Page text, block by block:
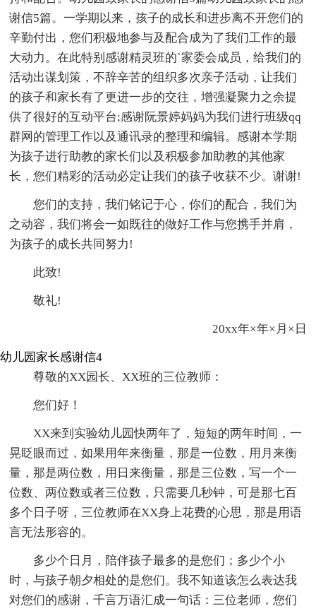
谢信5篇。一学期以来，孩子的成长和进步离不开您们的
辛勤付出，您们积极地参与及配合成为了我们工作的最
大动力。在此特别感谢精灵班的`家委会成员，给我们的
活动出谋划策，不辞辛苦的组织多次亲子活动，让我们
的孩子和家长有了更进一步的交往，增强凝聚力之余提
供了很好的互动平台;感谢阮景婷妈妈为我们进行班级qq
群网的管理工作以及通讯录的整理和编辑。感谢本学期
为孩子进行助教的家长们以及积极参加助教的其他家
长，您们精彩的活动必定让我们的孩子收获不少。谢谢!
您们的支持，我们铭记于心，你们的配合，我们为
之动容，我们将会一如既往的做好工作与您携手并肩，
为孩子的成长共同努力!
此致!
敬礼!
20xx年×年×月×日
幼儿园家长感谢信4
尊敬的XX园长、XX班的三位教师：
您们好！
XX来到实验幼儿园快两年了，短短的两年时间，一
晃眨眼而过，如果用年来衡量，那是一位数，用月来衡
量，那是两位数，用日来衡量，那是三位数，写一个一
位数、两位数或者三位数，只需要几秒钟，可是那七百
多个日子呀，三位教师在XX身上花费的心思，那是用语
言无法形容的。
多少个日月，陪伴孩子最多的是您们；多少个小
时，与孩子朝夕相处的是您们。我不知道该怎么表达我
对您们的感谢，千言万语汇成一句话：三位老师，您们